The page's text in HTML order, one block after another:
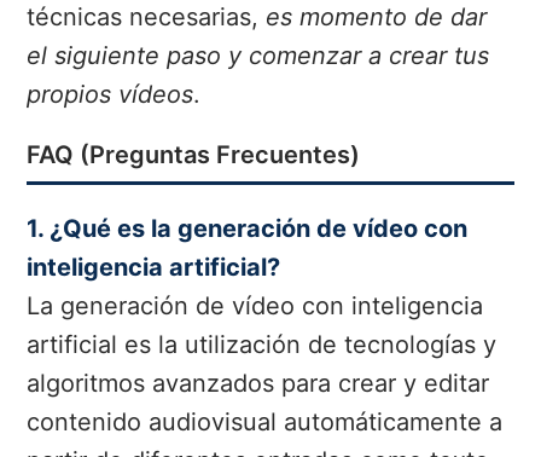
técnicas necesarias, es momento de dar
el siguiente paso y comenzar a crear tus
propios vídeos.
FAQ (Preguntas Frecuentes)
1. ¿Qué es la generación de vídeo con
inteligencia artificial?
La generación de vídeo con inteligencia
artificial es la utilización de tecnologías y
algoritmos avanzados para crear y editar
contenido audiovisual automáticamente a